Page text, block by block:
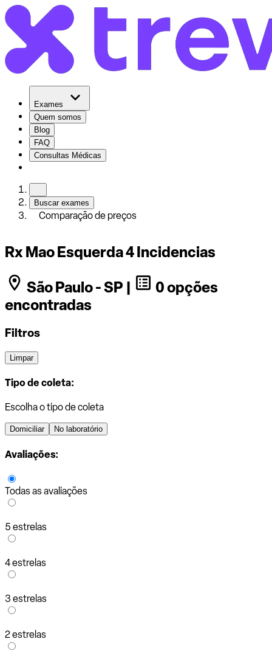
Exames
Quem somos
Blog
FAQ
Consultas Médicas
Buscar exames
Comparação de preços
Rx Mao Esquerda 4 Incidencias
São Paulo - SP |
0 opções
encontradas
Filtros
Limpar
Tipo de coleta:
Escolha o tipo de coleta
Domiciliar No laboratório
Avaliações:
Todas as avaliações
5 estrelas
4 estrelas
3 estrelas
2 estrelas